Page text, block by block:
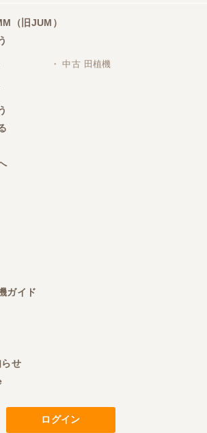
（旧JUM）
・ 中古 田植機
ガイド
せ
ログイン